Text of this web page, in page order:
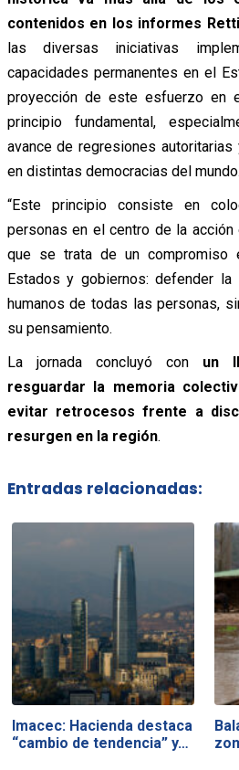
contenidos en los informes
las diversas iniciativas
capacidades permanentes en el
proyección de este esfuerzo en
principio fundamental,
avance de regresiones
en distintas democracias del mundo.
“Este principio consiste en
personas en el centro de la acción
que se trata de un compromiso
Estados y gobiernos: defender
humanos de todas las personas,
su pensamiento.
La jornada concluyó con un
resguardar la memoria
evitar retrocesos frente a
resurgen en la región.
Entradas relacionadas:
Imacec: Hacienda destaca
“cambio de tendencia” y…